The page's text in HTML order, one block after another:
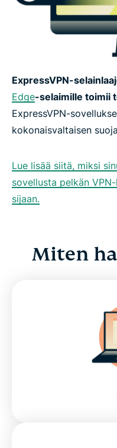
ExpressVPN-
Edge-selaimille toimii
ExpressVPN-
kokonaisvaltaisen
Lue lisää siitä, miksi
sovellusta pelkän
sijaan.
Miten